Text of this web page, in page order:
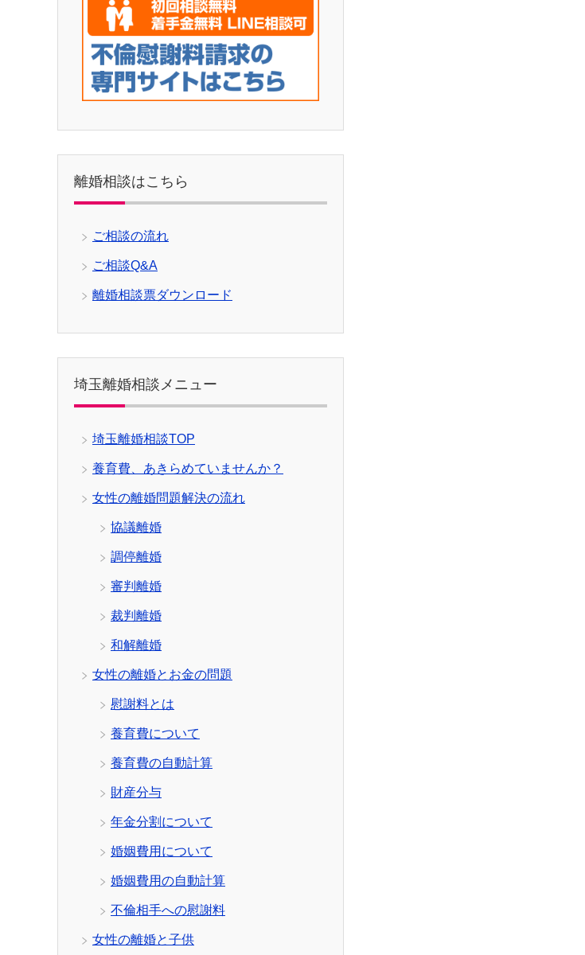
離婚相談はこちら
ご相談の流れ
ご相談Q&A
離婚相談票ダウンロード
埼玉離婚相談メニュー
埼玉離婚相談TOP
養育費、あきらめていませんか？
女性の離婚問題解決の流れ
協議離婚
調停離婚
審判離婚
裁判離婚
和解離婚
女性の離婚とお金の問題
慰謝料とは
養育費について
養育費の自動計算
財産分与
年金分割について
婚姻費用について
婚姻費用の自動計算
不倫相手への慰謝料
女性の離婚と子供